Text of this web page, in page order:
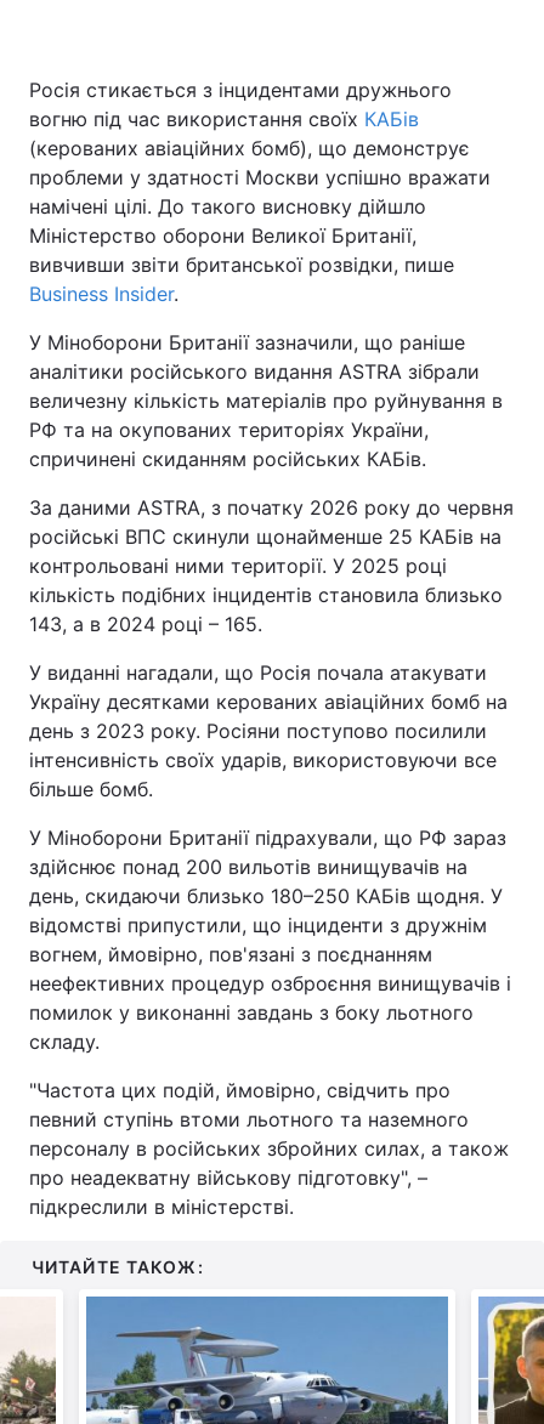
Росія стикається з інцидентами дружнього
вогню під час використання своїх КАБів
(керованих авіаційних бомб), що демонструє
проблеми у здатності Москви успішно вражати
намічені цілі. До такого висновку дійшло
Міністерство оборони Великої Британії,
вивчивши звіти британської розвідки, пише
Business Insider.
У Міноборони Британії зазначили, що раніше
аналітики російського видання ASTRA зібрали
величезну кількість матеріалів про руйнування в
РФ та на окупованих територіях України,
спричинені скиданням російських КАБів.
За даними ASTRA, з початку 2026 року до червня
російські ВПС скинули щонайменше 25 КАБів на
контрольовані ними території. У 2025 році
кількість подібних інцидентів становила близько
143, а в 2024 році – 165.
У виданні нагадали, що Росія почала атакувати
Україну десятками керованих авіаційних бомб на
день з 2023 року. Росіяни поступово посилили
інтенсивність своїх ударів, використовуючи все
більше бомб.
У Міноборони Британії підрахували, що РФ зараз
здійснює понад 200 вильотів винищувачів на
день, скидаючи близько 180–250 КАБів щодня. У
відомстві припустили, що інциденти з дружнім
вогнем, ймовірно, пов'язані з поєднанням
неефективних процедур озброєння винищувачів і
помилок у виконанні завдань з боку льотного
складу.
"Частота цих подій, ймовірно, свідчить про
певний ступінь втоми льотного та наземного
персоналу в російських збройних силах, а також
про неадекватну військову підготовку", –
підкреслили в міністерстві.
ЧИТАЙТЕ ТАКОЖ: